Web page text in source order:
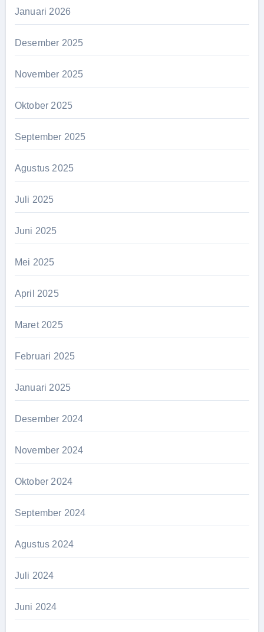
Januari 2026
Desember 2025
November 2025
Oktober 2025
September 2025
Agustus 2025
Juli 2025
Juni 2025
Mei 2025
April 2025
Maret 2025
Februari 2025
Januari 2025
Desember 2024
November 2024
Oktober 2024
September 2024
Agustus 2024
Juli 2024
Juni 2024